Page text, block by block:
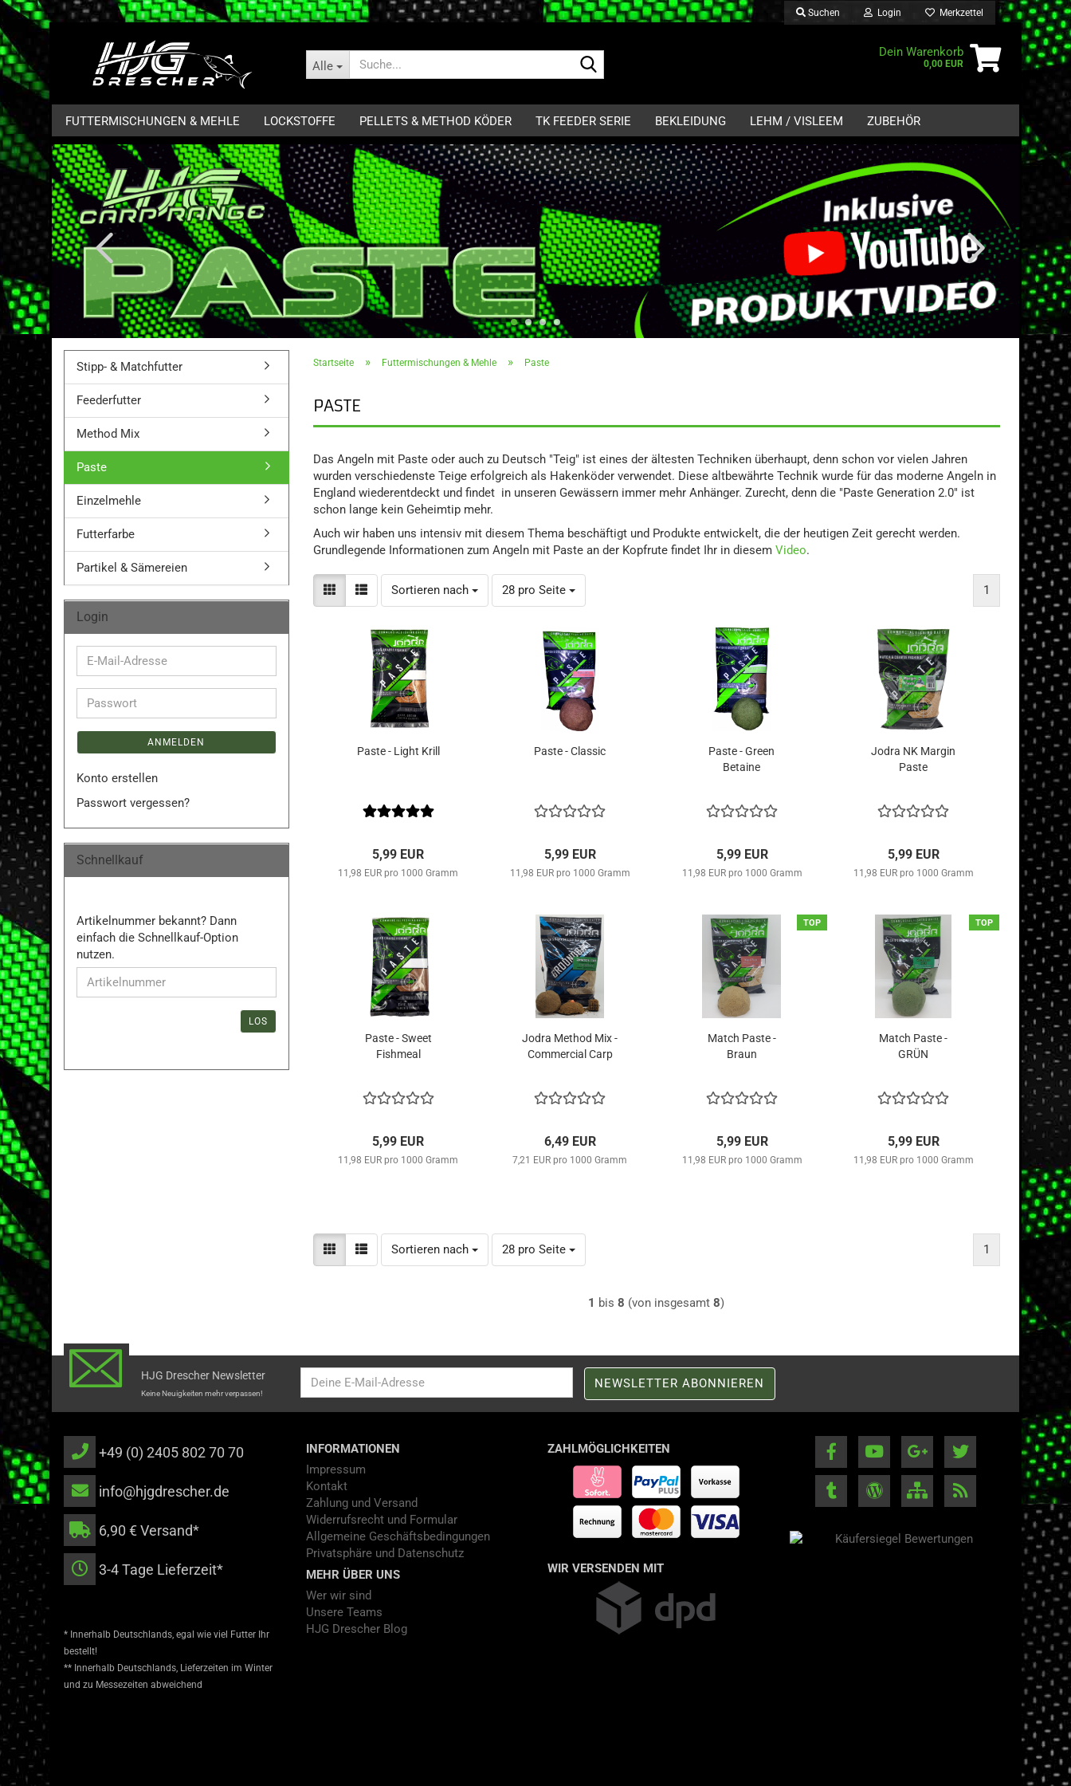
Suchen Login Merkzettel
Alle
Dein Warenkorb
0,00 EUR
FUTTERMISCHUNGEN & MEHLE LOCKSTOFFE PELLETS & METHOD KÖDER TK FEEDER SERIE BEKLEIDUNG LEHM / VISLEEM ZUBEHÖR
Startseite » Futtermischungen & Mehle » Paste
PASTE
Das Angeln mit Paste oder auch zu Deutsch "Teig" ist eines der ältesten Techniken überhaupt, denn schon vor vielen Jahren
wurden verschiedenste Teige erfolgreich als Hakenköder verwendet. Diese altbewährte Technik wurde für das moderne Angeln in
England wiederentdeckt und findet in unseren Gewässern immer mehr Anhänger. Zurecht, denn die "Paste Generation 2.0" ist
schon lange kein Geheimtip mehr.
Auch wir haben uns intensiv mit diesem Thema beschäftigt und Produkte entwickelt, die der heutigen Zeit gerecht werden.
Grundlegende Informationen zum Angeln mit Paste an der Kopfrute findet Ihr in diesem Video.
Sortieren nach
Sortieren nach 28 pro Seite
pro Seite 1
Paste - Light Krill
5,99 EUR
11,98 EUR pro 1000 Gramm
Paste - Classic
5,99 EUR
11,98 EUR pro 1000 Gramm
Paste - Green
Betaine
5,99 EUR
11,98 EUR pro 1000 Gramm
Jodra NK Margin
Paste
5,99 EUR
11,98 EUR pro 1000 Gramm
Paste - Sweet
Fishmeal
5,99 EUR
11,98 EUR pro 1000 Gramm
Jodra Method Mix -
Commercial Carp
6,49 EUR
7,21 EUR pro 1000 Gramm
TOP
Match Paste -
Braun
5,99 EUR
11,98 EUR pro 1000 Gramm
TOP
Match Paste -
GRÜN
5,99 EUR
11,98 EUR pro 1000 Gramm
Sortieren nach
Sortieren nach 28 pro Seite
pro Seite 1
1 bis8 (von insgesamt8)
Stipp- & Matchfutter
Feederfutter
Method Mix
Paste
Einzelmehle
Futterfarbe
Partikel & Sämereien
Login
E-
Mail-
Passwort
ANMELDEN
Konto erstellen
Passwort vergessen?
Schnellkauf
ARTIKELNUMMER
BEKANNT?
DANN
EINFACH
DIE
Artikelnummer bekannt? Dann
einfach die Schnellkauf-Option
nutzen.
LOS
HJG Drescher Newsletter
Keine Neuigkeiten mehr verpassen!
+49 (0) 2405 802 70 70
info@hjgdrescher.de
6,90 € Versand*
3-4 Tage Lieferzeit*
* Innerhalb Deutschlands, egal wie viel Futter Ihr
bestellt!
** Innerhalb Deutschlands, Lieferzeiten im Winter
und zu Messezeiten abweichend
INFORMATIONEN
Impressum
Kontakt
Zahlung und Versand
Widerrufsrecht und Formular
Allgemeine Geschäftsbedingungen
Privatsphäre und Datenschutz
MEHR ÜBER UNS
Wer wir sind
Unsere Teams
HJG Drescher Blog
ZAHLMÖGLICHKEITEN
WIR VERSENDEN MIT